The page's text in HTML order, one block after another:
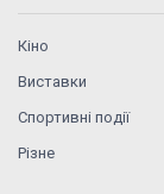
Кіно
Виставки
Спортивні події
Різне